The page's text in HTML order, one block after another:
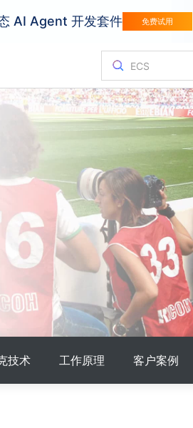
AI Agent 开发套件 免费试用
技术 工作原理 客户案例
试用视
支持图片
1.1-T2V
成，动态细节拉满
频，15秒时长，高级运镜控
Qwen3.7-
全能型智能体
多框架灵活部
Qwen3-VL-
原生视觉语言
视频分析
亚洲加速迈向成功
的优势
、合规、具备弹性的云上环
信任与业务连续性
客户与洞察
案例研究
分析师报告
了解全球顶尖
里云
奥运会
阿里云以AI云
管网站并扩展企业工作负载
版 ACK
海量数据，并随时随地进行访问
轻量应用服
弹性公网 IP
独立管理公
域名与网站
字化体育赛事
游戏
针对页游、手
弹性伸缩的游
供应链
以智能、高效
供应链
情况和需求，即时获取价格
优化您的
迁移上云，
促销中心
解锁阿里云最
及最新技术动态
：探索阿里云技术的运作原
培训与认证
阿里云国际
认证。
作伙伴和ISV提供的可随时部
查询合作
合作伙伴中心
供优先技术支持，配备专门
问题快速处理通道
联系我们
联系我们
联系销售人员
咨询销售专家
报价